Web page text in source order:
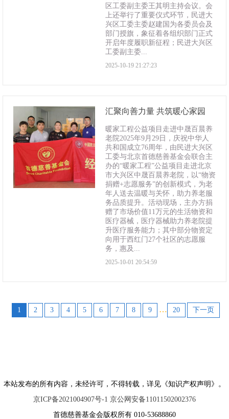
区工委副主委王其明主持会议。会
上还举行了重要仪式环节，民进大
兴区工委主委赵建国为各委员会及
部门授旗，象征着各组织部门正式
开启年度履职新征程；民进大兴区
工委副主委...
2025-10-19 21:27:23
汇聚向善力量 共筑暖心家园
暖家工程公益项目走进中晟百晨养
老院2025年9月29日，庆祝中华人
共和国成立76周年，由民进大兴区
工委与北京首德慈善基金会联合主
办的“暖家工程”公益项目走进北京
市大兴区中晟百晨养老院，以“物资
捐赠+志愿服务”的创新模式，为老
年人送去温暖与关怀，助力养老服
务品质提升。活动现场，主办方捐
赠了市场价值11万元的生活物资和
医疗器械，医疗器械助力养老院提
升医疗服务能力；其中部分物资定
向用于西红门27个社区的志愿服
务，惠及...
2025-10-01 20:54:59
1 2 3 4 5 6 7 8 9 … 20 下一页
本站发布的所有内容，未经许可，不得转载，详见《知识产权声明》。
京ICP备2021004907号-1 京公网安备11011502002376
首德慈善基金会版权所有 010-53688860